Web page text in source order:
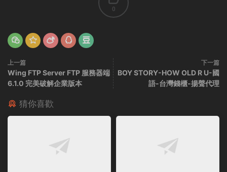
0
上一篇
Wing FTP Server FTP 服務器端
6.1.0 完美破解企業版本
下一篇
BOY STORY-HOW OLD R U-國
語-台灣錢櫃-揚聲代理
猜你喜歡